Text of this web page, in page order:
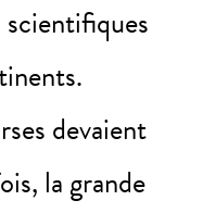
devaient
la grande